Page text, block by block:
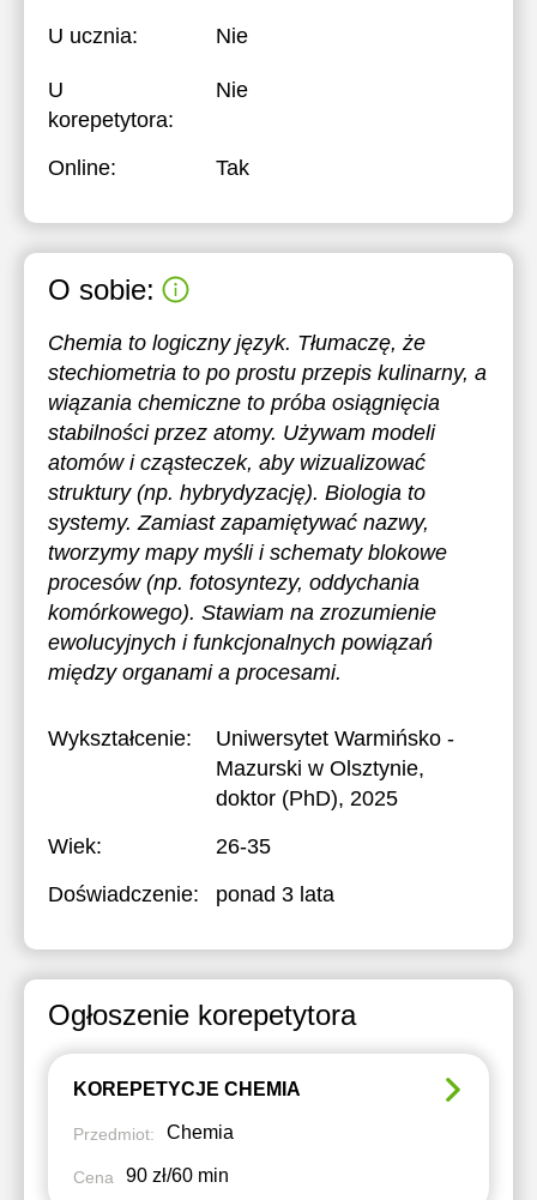
U ucznia: Nie
U
korepetytora:
Nie
Online: Tak
O sobie:
Chemia to logiczny język. Tłumaczę, że
stechiometria to po prostu przepis kulinarny, a
wiązania chemiczne to próba osiągnięcia
stabilności przez atomy. Używam modeli
atomów i cząsteczek, aby wizualizować
struktury (np. hybrydyzację). Biologia to
systemy. Zamiast zapamiętywać nazwy,
tworzymy mapy myśli i schematy blokowe
procesów (np. fotosyntezy, oddychania
komórkowego). Stawiam na zrozumienie
ewolucyjnych i funkcjonalnych powiązań
między organami a procesami.
Wykształcenie:
Uniwersytet Warmińsko -
Mazurski w Olsztynie,
doktor (PhD), 2025
Wiek:
26-35
Doświadczenie:
ponad 3 lata
Ogłoszenie korepetytora
KOREPETYCJE CHEMIA
Przedmiot: Chemia
Cena 90 zł/60 min